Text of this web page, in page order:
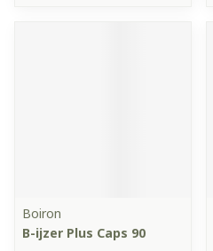
Boiron
B-ijzer Plus Caps 90